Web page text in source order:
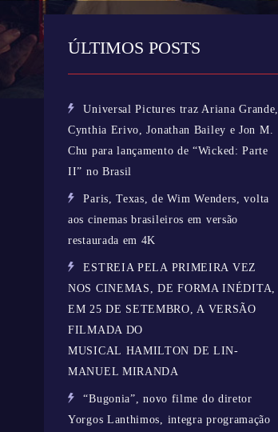
ÚLTIMOS POSTS
Universal Pictures traz Ariana Grande,
Cynthia Erivo, Jonathan Bailey e Jon M.
Chu para lançamento de “Wicked: Parte
II” no Brasil
Paris, Texas, de Wim Wenders, volta
aos cinemas brasileiros em versão
restaurada em 4K
ESTREIA PELA PRIMEIRA VEZ
NOS CINEMAS, DE FORMA INÉDITA,
EM 25 DE SETEMBRO, A VERSÃO
FILMADA DO
MUSICAL HAMILTON DE LIN-
MANUEL MIRANDA
“Bugonia”, novo filme do diretor
Yorgos Lanthimos, integra programação